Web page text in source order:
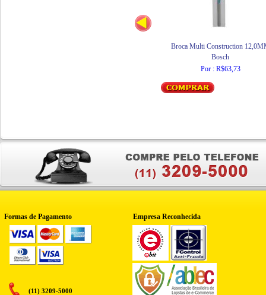
Broca Multi Construction
Bosch
Por : R$63,73
Formas de Pagamento Empresa Reconhecida
(11) 3209-5000